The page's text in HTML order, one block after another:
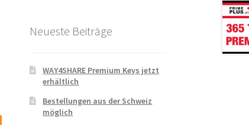
Neueste Beiträge
WAY4SHARE Premium Keys jetzt
erhältlich
Bestellungen aus der Schweiz
möglich